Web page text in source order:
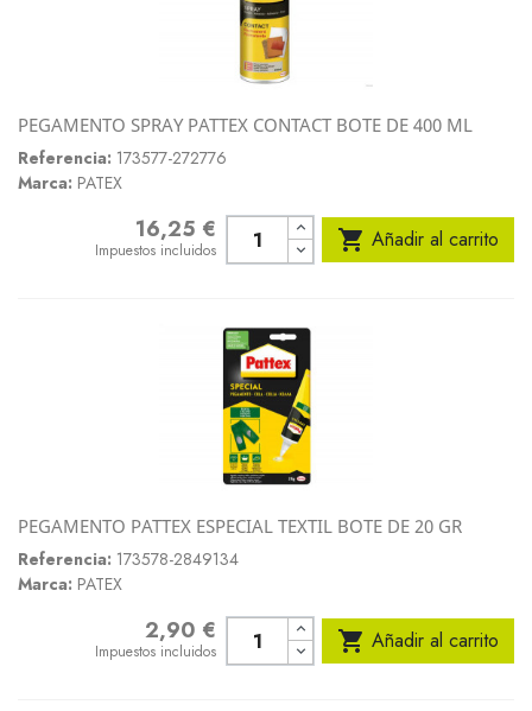
PEGAMENTO SPRAY PATTEX CONTACT BOTE DE 400 ML
Referencia: 173577-272776
Marca: PATEX
Precio16,25 €
Impuestos incluidos  Añadir al carrito
PEGAMENTO PATTEX ESPECIAL TEXTIL BOTE DE 20 GR
Referencia: 173578-2849134
Marca: PATEX
2,90 €
Impuestos incluidos  Añadir al carrito